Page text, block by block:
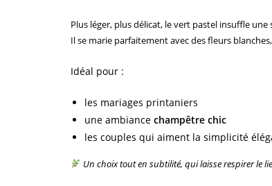
Plus léger, plus délicat, le vert pastel insuffle
Il se marie parfaitement avec des fleurs
Idéal pour :
les mariages printaniers
une ambiance champêtre chic
les couples qui aiment la simplicité
Un choix tout en subtilité, qui laisse respirer le